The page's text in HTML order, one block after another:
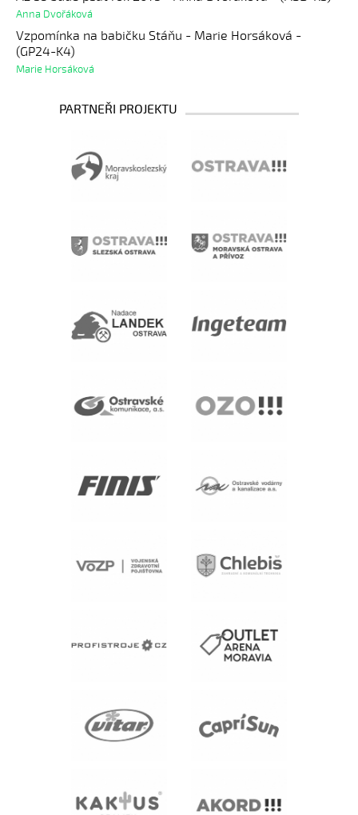
Anna Dvořáková
Vzpomínka na babičku Stáňu - Marie Horsáková -
(GP24-K4)
Marie Horsáková
PARTNEŘI PROJEKTU